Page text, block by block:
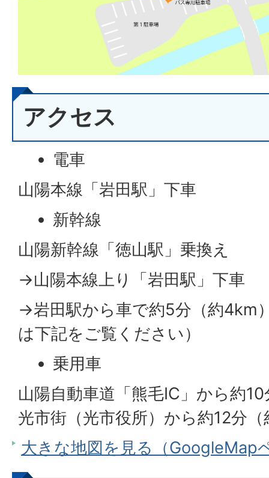
アクセス
電車
山陽本線「岩田駅」下車
新幹線
山陽新幹線「徳山駅」乗換え
→山陽本線上り「岩田駅」下車
→岩田駅から車で約5分（約4km
は下記をご覧ください）
乗用車
山陽自動車道「熊毛IC」から約
光市街（光市役所）から約12分
大きな地図を見る（GoogleMap